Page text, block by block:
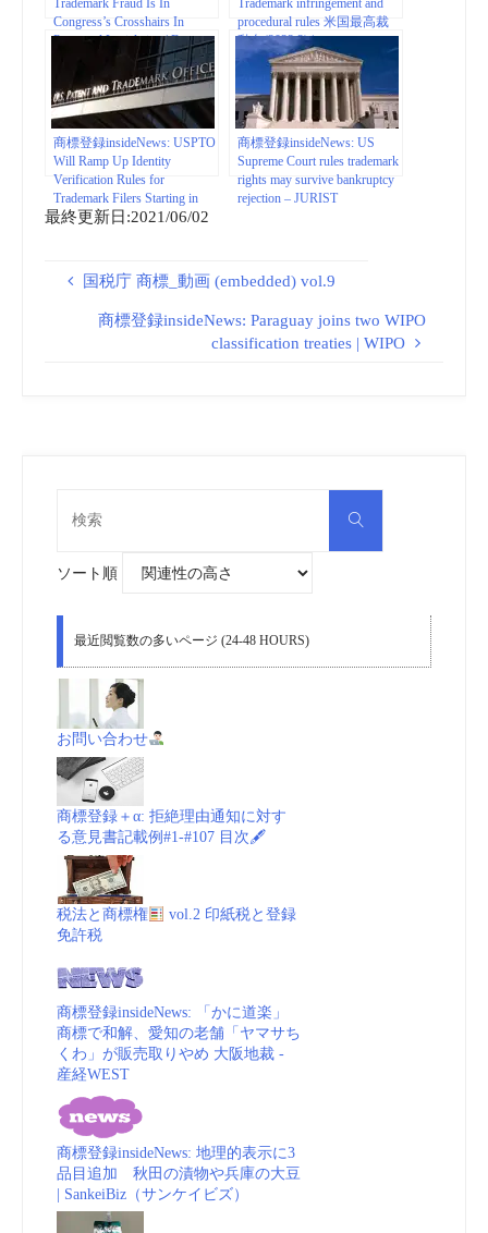
Congress’s Crosshairs In
Proposed Legislation | Fox
Rothschild LLP – JDSupra
procedural rules 米国最高裁
動向(2022.2) |
SCOTUSblog
商標登録insideNews: USPTO
Will Ramp Up Identity
Verification Rules for
Trademark Filers Starting in
August 6 | ipwatchdog.com
商標登録insideNews: US
Supreme Court rules trademark
rights may survive bankruptcy
rejection – JURIST
最終更新日:2021/06/02
国税庁 商標_動画 (embedded) vol.9
商標登録insideNews: Paraguay joins two WIPO
classification treaties | WIPO
検
ソート順
最近閲覧数の多いページ (24-48 HOURS)
お問い合わせ
商標登録＋α: 拒絶理由通知に対す
る意見書記載例#1-#107 目次🖋
税法と商標権
vol.2 印紙税と登録
免許税
商標登録insideNews: 「かに道楽」
商標で和解、愛知の老舗「ヤマサち
くわ」が販売取りやめ 大阪地裁 -
産経WEST
商標登録insideNews: 地理的表示に3
品目追加 秋田の漬物や兵庫の大豆
| SankeiBiz（サンケイビズ）